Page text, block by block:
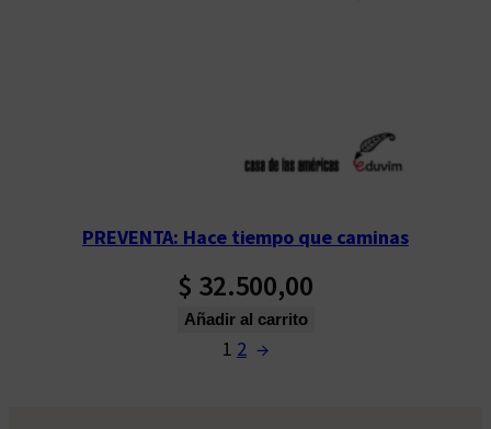
PREVENTA: Hace tiempo que caminas
$ 32.500,00
Añadir al carrito
1 2 →